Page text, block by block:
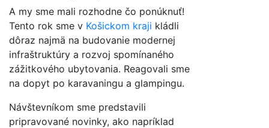
A my sme mali rozhodne čo ponúknuť!
Tento rok sme v Košickom kraji kládli
dôraz najmä na budovanie modernej
infraštruktúry a rozvoj spomínaného
zážitkového ubytovania. Reagovali sme
na dopyt po karavaningu a glampingu.
Návštevníkom sme predstavili
pripravované novinky, ako napríklad